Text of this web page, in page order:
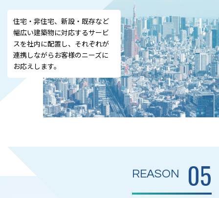
住宅・非住宅、新設・既存など
幅広い建築物に対応するサービ
スを社内に配置し、それぞれが
連携しながらお客様のニーズに
お応えします。
REASON 05